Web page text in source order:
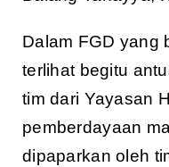
Dalam FGD yang
terlihat begitu
tim dari Yayasan
pemberdayaan
dipaparkan oleh